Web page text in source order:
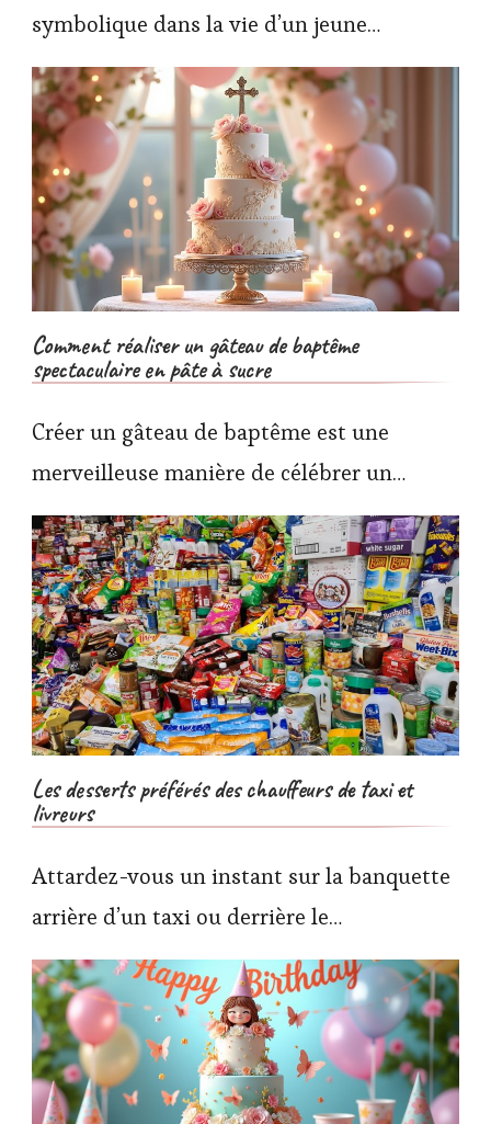
symbolique dans la vie d’un jeune…
Comment réaliser un gâteau de baptême
spectaculaire en pâte à sucre
Créer un gâteau de baptême est une
merveilleuse manière de célébrer un…
Les desserts préférés des chauffeurs de taxi et
livreurs
Attardez-vous un instant sur la banquette
arrière d’un taxi ou derrière le…